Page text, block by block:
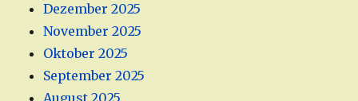
Dezember 2025
November 2025
Oktober 2025
September 2025